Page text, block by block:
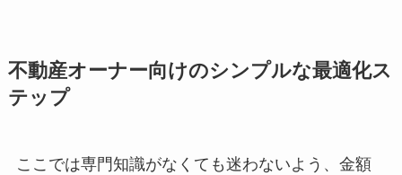
不動産オーナー向けのシンプルな最適化ス
テップ
ここでは専門知識がなくても迷わないよう、金額